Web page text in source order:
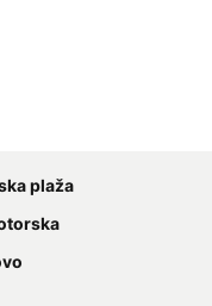
plaža